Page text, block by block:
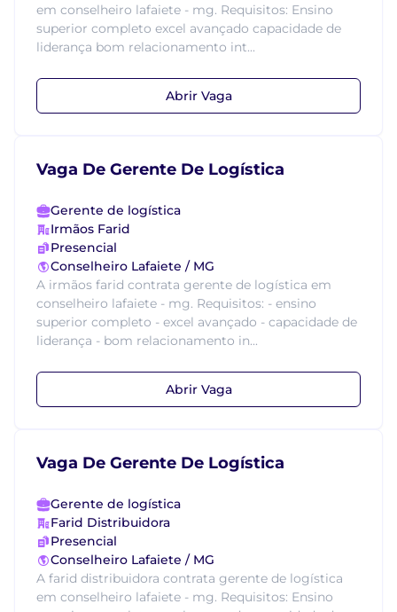
em conselheiro lafaiete - mg. Requisitos: Ensino
superior completo excel avançado capacidade de
liderança bom relacionamento int...
Abrir Vaga
Vaga De Gerente De Logística
Gerente de logística
Irmãos Farid
Presencial
Conselheiro Lafaiete / MG
A irmãos farid contrata gerente de logística em
conselheiro lafaiete - mg. Requisitos: - ensino
superior completo - excel avançado - capacidade de
liderança - bom relacionamento in...
Abrir Vaga
Vaga De Gerente De Logística
Gerente de logística
Farid Distribuidora
Presencial
Conselheiro Lafaiete / MG
A farid distribuidora contrata gerente de logística
em conselheiro lafaiete - mg. Requisitos: Ensino